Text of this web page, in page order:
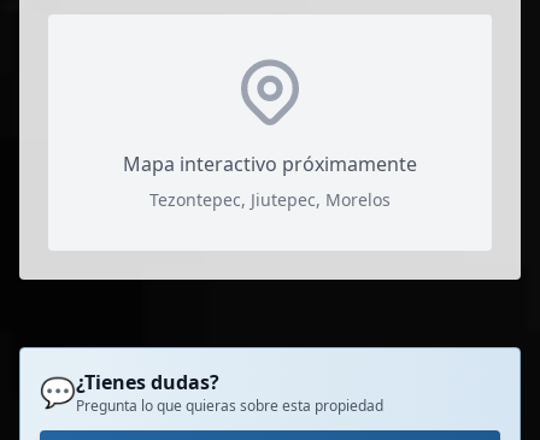
Mapa interactivo próximamente
Tezontepec, Jiutepec, Morelos
💬¿Tienes dudas?
Pregunta lo que quieras sobre esta propiedad